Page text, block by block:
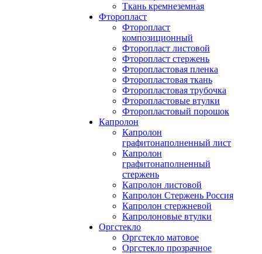
Ткань кремнеземная
Фторопласт
Фторопласт
композиционный
Фторопласт листовой
Фторопласт стержень
Фторопластовая пленка
Фторопластовая ткань
Фторопластовая трубочка
Фторопластовые втулки
Фторопластовый порошок
Капролон
Капролон
графитонаполненный лист
Капролон
графитонаполненный
стержень
Капролон листовой
Капролон Стержень Россия
Капролон стержневой
Капролоновые втулки
Оргстекло
Оргстекло матовое
Оргстекло прозрачное